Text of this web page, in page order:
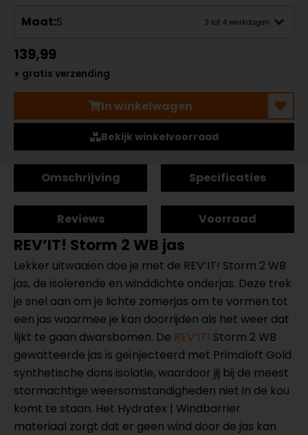
Maat:S 3 tot 4 werkdagen
139,99
+ gratis verzending
In winkelwagen
Bekijk winkelvoorraad
Omschrijving Specificaties
Reviews Voorraad
REV’IT! Storm 2 WB jas
Lekker uitwaaien doe je met de REV’IT! Storm 2 WB
jas, de isolerende en winddichte onderjas. Deze trek
je snel aan om je lichte zomerjas om te vormen tot
een jas waarmee je kan doorrijden als het weer dat
lijkt te gaan dwarsbomen. De REV’IT! Storm 2 WB
gewatteerde jas is geïnjecteerd met Primaloft Gold
synthetische dons isolatie, waardoor jij bij de meest
stormachtige weersomstandigheden niet in de kou
komt te staan. Het Hydratex | Windbarrier
materiaal zorgt dat er geen wind door de jas kan